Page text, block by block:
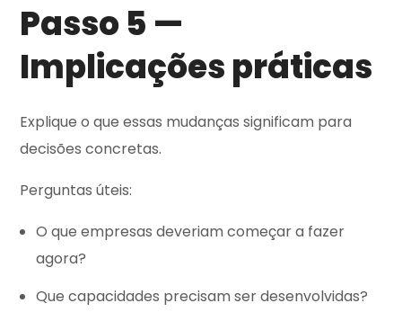
Passo 5 —
Implicações práticas
Explique o que essas mudanças significam para
decisões concretas.
Perguntas úteis:
O que empresas deveriam começar a fazer
agora?
Que capacidades precisam ser desenvolvidas?